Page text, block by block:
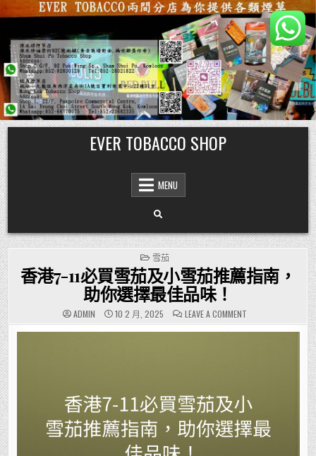
Skip
to
content
EVER TOBACCO SHOP
MENU
POSTED
IN
雪茄
香港7-11必買雪茄及小雪茄推薦指南，
助你選擇最佳品味！
ADMIN 10 2 月, 2025 LEAVE A COMMENTON
香
港
小
雪
推
薦
指